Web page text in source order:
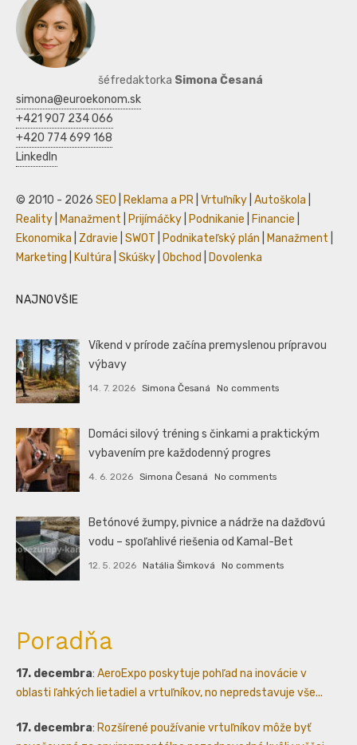
šéfredaktorka Simona Česaná
simona@euroekonom.sk
+421 907 234 066
+420 774 699 168
LinkedIn
© 2010 - 2026 SEO Reklama a PR Vrtuľníky Autoškola
Reality
Manažment Prijímáčky Podnikanie Financie
Ekonomika
Zdravie SWOT Podnikateľský plán Manažment
Marketing
Kultúra Skúšky Obchod Dovolenka
NAJNOVŠIE
Víkend v prírode začína premyslenou prípravou
výbavy
14. 7. 2026 Simona Česaná No comments
Domáci silový tréning s činkami a praktickým
vybavením pre každodenný progres
4. 6. 2026 Simona Česaná No comments
Betónové žumpy, pivnice a nádrže na dažďovú
vodu – spoľahlivé riešenia od Kamal-Bet
12. 5. 2026 Natália Šimková No comments
Poradňa
17. decembra: AeroExpo poskytuje pohľad na inovácie v
oblasti ľahkých lietadiel a vrtuľníkov, no nepredstavuje vše...
17. decembra: Rozšírené používanie vrtuľníkov môže byť